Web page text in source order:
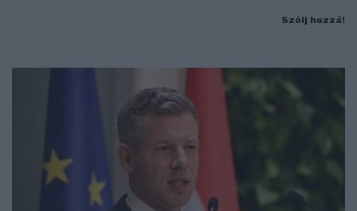
Szólj hozzá!